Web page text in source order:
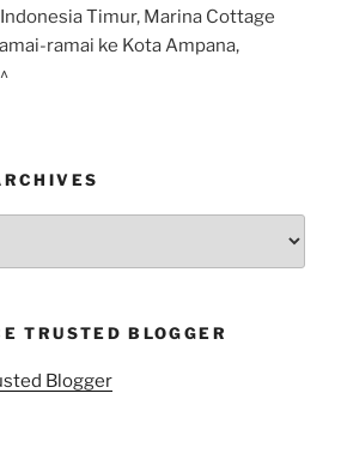
Timur, Marina Cottage
ramai ke Kota Ampana,
TRUSTED BLOGGER